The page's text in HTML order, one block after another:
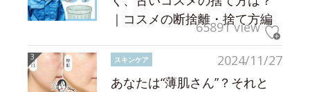
｜コスメの断捨離・捨て方編
65891 view
2024/11/27
スキンケア
あなたは“薄肌さん”？それと